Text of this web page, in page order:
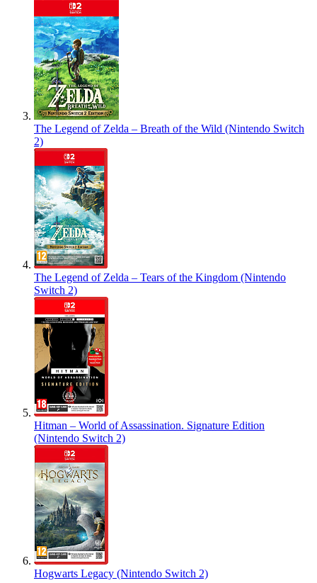
The Legend of Zelda – Breath of the Wild (Nintendo Switch
2)
The Legend of Zelda – Tears of the Kingdom (Nintendo
Switch 2)
Hitman – World of Assassination. Signature Edition
(Nintendo Switch 2)
Hogwarts Legacy (Nintendo Switch 2)